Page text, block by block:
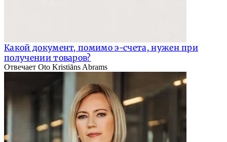
Какой документ, помимо э-счета, нужен при
получении товаров?
Отвечает Oto Kristiāns Abrams